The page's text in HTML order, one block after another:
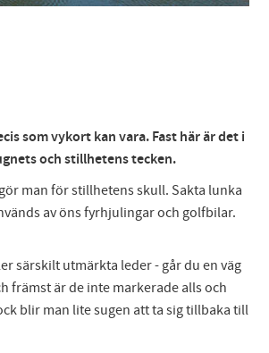
som vykort kan vara. Fast här är det i
och stillhetens tecken.
man för stillhetens skull. Sakta lunka
av öns fyrhjulingar och golfbilar.
särskilt utmärkta leder - går du en väg
främst är de inte markerade alls och
blir man lite sugen att ta sig tillbaka till